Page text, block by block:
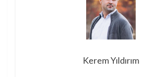
Kerem Yıldırım